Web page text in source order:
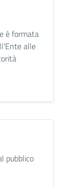
è formata
alle
pubblico